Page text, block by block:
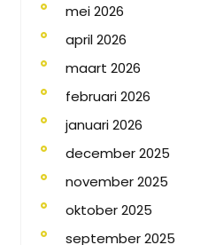
mei 2026
april 2026
maart 2026
februari 2026
januari 2026
december 2025
november 2025
oktober 2025
september 2025